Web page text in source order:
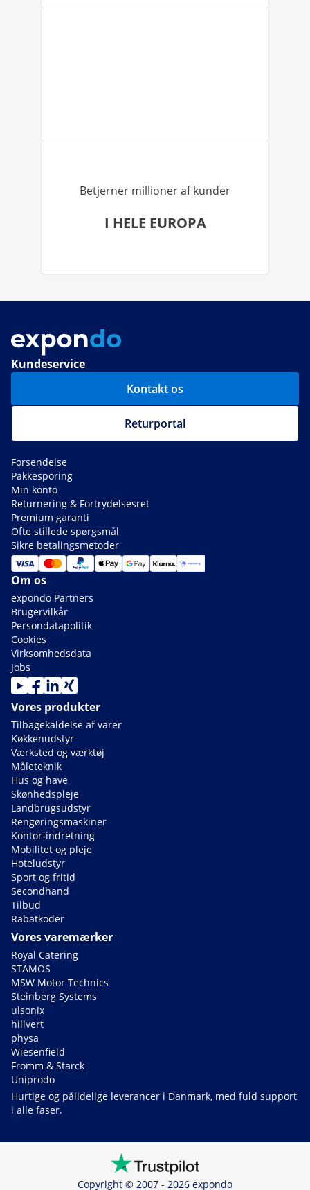
Betjerner millioner af kunder
I HELE EUROPA
Kundeservice
Kontakt os
Returportal
Forsendelse
Pakkesporing
Min konto
Returnering & Fortrydelsesret
Premium garanti
Ofte stillede spørgsmål
Sikre betalingsmetoder
Om os
expondo Partners
Brugervilkår
Persondatapolitik
Cookies
Virksomhedsdata
Jobs
Vores produkter
Tilbagekaldelse af varer
Køkkenudstyr
Værksted og værktøj
Måleteknik
Hus og have
Skønhedspleje
Landbrugsudstyr
Rengøringsmaskiner
Kontor-indretning
Mobilitet og pleje
Hoteludstyr
Sport og fritid
Secondhand
Tilbud
Rabatkoder
Vores varemærker
Royal Catering
STAMOS
MSW Motor Technics
Steinberg Systems
ulsonix
hillvert
physa
Wiesenfield
Fromm & Starck
Uniprodo
Hurtige og pålidelige leverancer i Danmark, med fuld support
i alle faser.
Copyright © 2007 - 2026 expondo